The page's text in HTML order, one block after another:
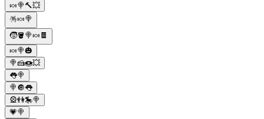
🍬🍭🔨💥
🪅🍬🍭
🧒🪣🍭🍬🍫
🍬🍭🎃
🍭🍰🍩💥
👅🍭
🍭🔘👅
🎡👫🎠🍭
💗🍭